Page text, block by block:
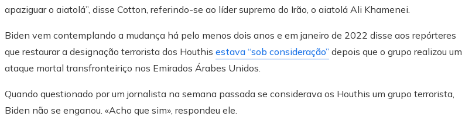
apaziguar o aiatolá”, disse Cotton, referindo-se ao líder supremo do Irão, o aiatolá Ali Khamenei.
Biden vem contemplando a mudança há pelo menos dois anos e em janeiro de 2022 disse aos repórteres
que restaurar a designação terrorista dos Houthis estava “sob consideração” depois que o grupo realizou um
ataque mortal transfronteiriço nos Emirados Árabes Unidos.
Quando questionado por um jornalista na semana passada se considerava os Houthis um grupo terrorista,
Biden não se enganou. «Acho que sim», respondeu ele.